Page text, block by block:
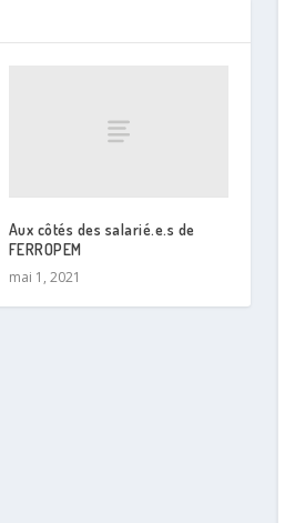
Aux côtés des salarié.e.s de
FERROPEM
mai 1, 2021